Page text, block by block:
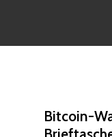
Bitcoin-